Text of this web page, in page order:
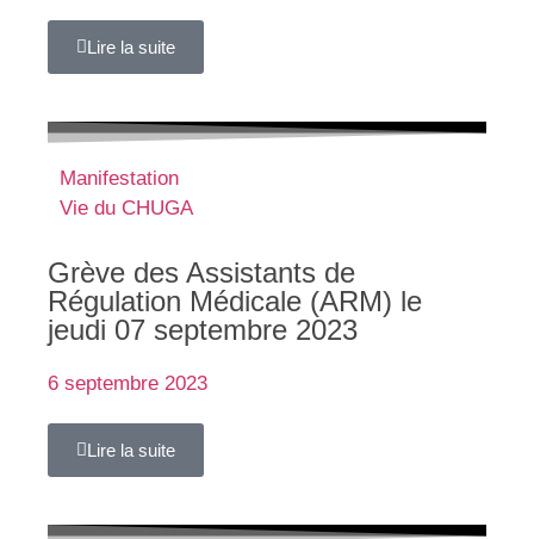
Lire la suite
Manifestation
Vie du CHUGA
Grève des Assistants de
Régulation Médicale (ARM) le
jeudi 07 septembre 2023
6 septembre 2023
Lire la suite